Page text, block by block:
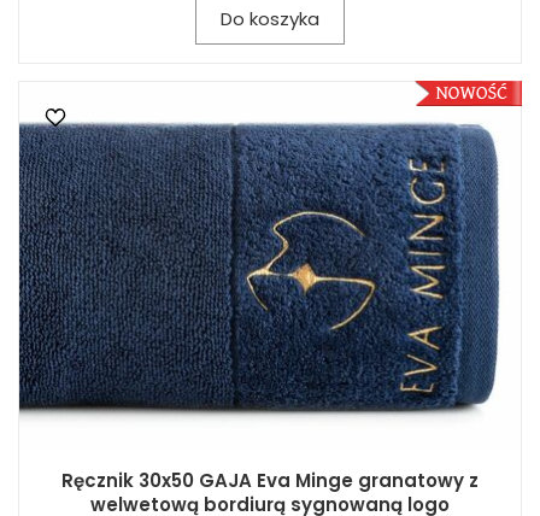
Do koszyka
Ręcznik 30x50 GAJA Eva Minge granatowy z
welwetową bordiurą sygnowaną logo